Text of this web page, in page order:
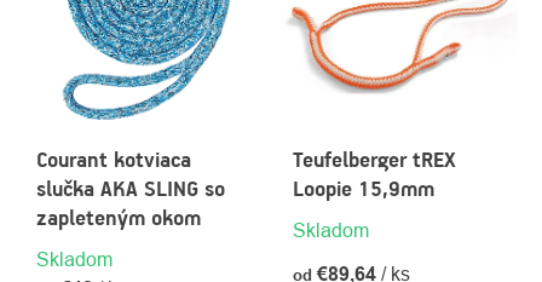
Courant kotviaca
slučka AKA SLING so
zapleteným okom
Skladom
Teufelberger tREX
Loopie 15,9mm
Skladom
od €89,64 / ks